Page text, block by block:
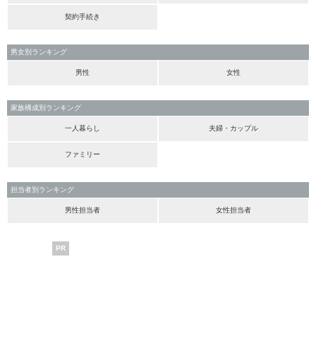
契約手続き
男女別ランキング
男性 女性
家族構成別ランキング
一人暮らし 夫婦・カップル
ファミリー
担当者別ランキング
男性担当者 女性担当者
PR